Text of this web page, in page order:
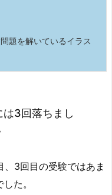
題を解いているイラス
3回落ちまし
、3回目の受験ではあま
た。